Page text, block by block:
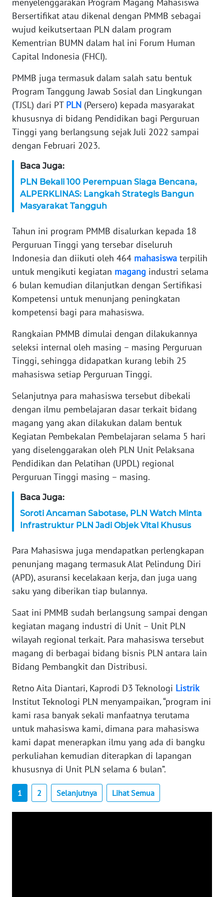
menyelenggarakan Program Magang Mahasiswa
Bersertifikat atau dikenal dengan PMMB sebagai
wujud keikutsertaan PLN dalam program
Kementrian BUMN dalam hal ini Forum Human
Capital Indonesia (FHCI).
PMMB juga termasuk dalam salah satu bentuk
Program Tanggung Jawab Sosial dan Lingkungan
(TJSL) dari PT PLN (Persero) kepada masyarakat
khususnya di bidang Pendidikan bagi Perguruan
Tinggi yang berlangsung sejak Juli 2022 sampai
dengan Februari 2023.
Baca Juga:
PLN Bekali 100 Perempuan Siaga Bencana,
ALPERKLINAS: Langkah Strategis Bangun
Masyarakat Tangguh
Tahun ini program PMMB disalurkan kepada 18
Perguruan Tinggi yang tersebar diseluruh
Indonesia dan diikuti oleh 464 mahasiswa terpilih
untuk mengikuti kegiatan magang industri selama
6 bulan kemudian dilanjutkan dengan Sertifikasi
Kompetensi untuk menunjang peningkatan
kompetensi bagi para mahasiswa.
Rangkaian PMMB dimulai dengan dilakukannya
seleksi internal oleh masing – masing Perguruan
Tinggi, sehingga didapatkan kurang lebih 25
mahasiswa setiap Perguruan Tinggi.
Selanjutnya para mahasiswa tersebut dibekali
dengan ilmu pembelajaran dasar terkait bidang
magang yang akan dilakukan dalam bentuk
Kegiatan Pembekalan Pembelajaran selama 5 hari
yang diselenggarakan oleh PLN Unit Pelaksana
Pendidikan dan Pelatihan (UPDL) regional
Perguruan Tinggi masing – masing.
Baca Juga:
Soroti Ancaman Sabotase, PLN Watch Minta
Infrastruktur PLN Jadi Objek Vital Khusus
Para Mahasiswa juga mendapatkan perlengkapan
penunjang magang termasuk Alat Pelindung Diri
(APD), asuransi kecelakaan kerja, dan juga uang
saku yang diberikan tiap bulannya.
Saat ini PMMB sudah berlangsung sampai dengan
kegiatan magang industri di Unit – Unit PLN
wilayah regional terkait. Para mahasiswa tersebut
magang di berbagai bidang bisnis PLN antara lain
Bidang Pembangkit dan Distribusi.
Retno Aita Diantari, Kaprodi D3 Teknologi Listrik
Institut Teknologi PLN menyampaikan, “program ini
kami rasa banyak sekali manfaatnya terutama
untuk mahasiswa kami, dimana para mahasiswa
kami dapat menerapkan ilmu yang ada di bangku
perkuliahan kemudian diterapkan di lapangan
khususnya di Unit PLN selama 6 bulan”.
1 2 Selanjutnya Lihat Semua
KARIR
DISCLAIMER
News
Regional
WN
SUMUT
WN
JAKARTA
WN
JABAR
WN
NTT
WN
KEPRI
WN
PAPUA
WN
BARAT
WN
RIAU
WN
WN
JAMBI
NTB
WN
SULTENG
WN
SULBAR
BABEL
WN
SUMBAR
WN
SUMSEL
WN
BENGKULU